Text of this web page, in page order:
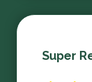
Super